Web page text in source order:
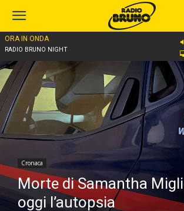
ORA IN ONDA
RADIO BRUNO NIGHT
Home
Cronaca
Morte di Samantha
oggi l’autopsia